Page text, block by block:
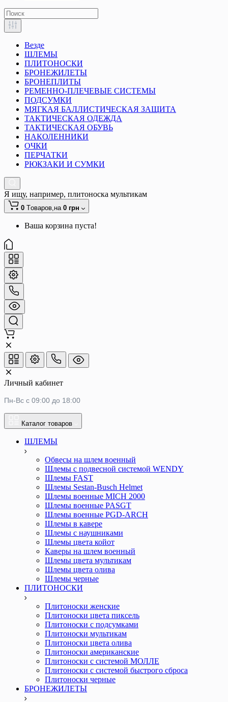
Везде
ШЛЕМЫ
ПЛИТОНОСКИ
БРОНЕЖИЛЕТЫ
БРОНЕПЛИТЫ
РЕМЕННО-ПЛЕЧЕВЫЕ СИСТЕМЫ
ПОДСУМКИ
МЯГКАЯ БАЛЛИСТИЧЕСКАЯ ЗАЩИТА
ТАКТИЧЕСКАЯ ОДЕЖДА
ТАКТИЧЕСКАЯ ОБУВЬ
НАКОЛЕННИКИ
ОЧКИ
ПЕРЧАТКИ
РЮКЗАКИ И СУМКИ
Я ищу, например, плитоноска мультикам
0 Tоваров,на 0 грн
Ваша корзина пуста!
Личный кабинет
Пн-Вс с 09:00 до 18:00
Каталог товаров
ШЛЕМЫ
Обвесы на шлем военный
Шлемы c подвесной системой WENDY
Шлемы FAST
Шлемы Sestan-Busch Helmet
Шлемы военные MICH 2000
Шлемы военные PASGT
Шлемы военные PGD-ARCH
Шлемы в кавере
Шлемы с наушниками
Шлемы цвета койот
Каверы на шлем военный
Шлемы цвета мультикам
Шлемы цвета олива
Шлемы черные
ПЛИТОНОСКИ
Плитоноски женские
Плитоноски цвета пиксель
Плитоноски с подсумками
Плитоноски мультикам
Плитоноски цвета олива
Плитоноски американские
Плитоноски с системой МОЛЛЕ
Плитоноски с системой быстрого сброса
Плитоноски черные
БРОНЕЖИЛЕТЫ